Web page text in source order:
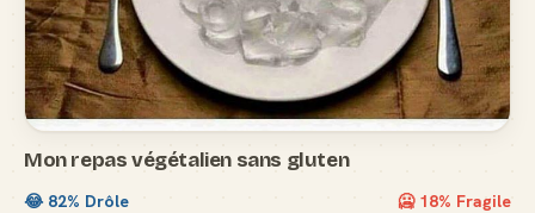
Mon repas végétalien sans gluten
😂 82% Drôle 🥶 18% Fragile